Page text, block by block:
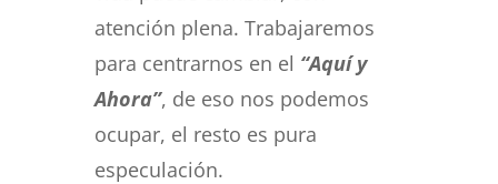
atención plena. Trabajaremos
para centrarnos en el “Aquí y
Ahora”, de eso nos podemos
ocupar, el resto es pura
especulación.